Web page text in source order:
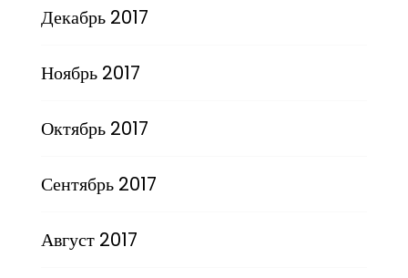
Декабрь 2017
Ноябрь 2017
Октябрь 2017
Сентябрь 2017
Август 2017